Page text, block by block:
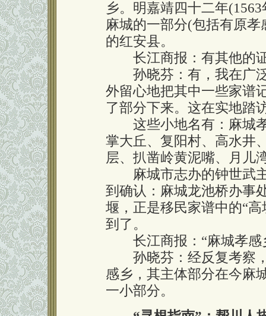
乡。明嘉靖四十二年
麻城的一部分(包括有原
的红安县。
长江商报：有其他的
孙晓芬：有，我在广泛
外留心地把其中一些家谱
了部分下来。这在实地踏
这些小地名有：麻城孝
掌大丘、复阳村、高水井
层、扒凿岭黄泥嘴、月儿
麻城市志办的钟世武主
到确认：麻城龙池桥办事
堰，正是移民家谱中的“
到了。
长江商报：“麻城孝感
孙晓芬：经反复考察，
感乡，其主体部分在今麻
一小部分。